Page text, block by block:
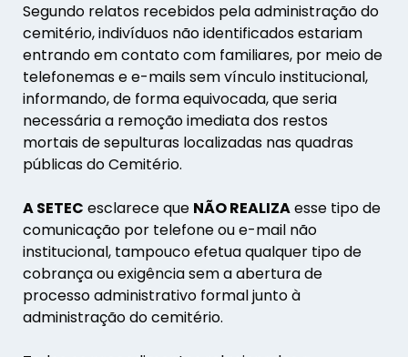
Segundo relatos recebidos pela administração do
cemitério, indivíduos não identificados estariam
entrando em contato com familiares, por meio de
telefonemas e e-mails sem vínculo institucional,
informando, de forma equivocada, que seria
necessária a remoção imediata dos restos
mortais de sepulturas localizadas nas quadras
públicas do Cemitério.
A SETEC esclarece que NÃO REALIZAesse tipo de
comunicação por telefone ou e-mail não
institucional, tampouco efetua qualquer tipo de
cobrança ou exigência sem a abertura de
processo administrativo formal junto à
administração do cemitério.